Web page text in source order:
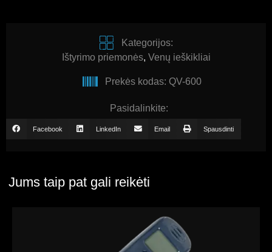
Kategorijos:
Ištyrimo priemonės, Venų ieškikliai
Prekės kodas: QV-600
Pasidalinkite:
Facebook LinkedIn Email Spausdinti
Jums taip pat gali reikėti